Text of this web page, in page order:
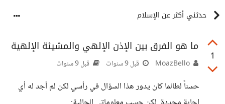
حدثني أكثر عن الإسلام
1
ما هو الفرق بين الإذن الإلهي والمشيئة الإلهية
قبل 9 سنوات قبل 9 سنوات
حسناً لطالما كان يدور هذا السؤال في رأسي لكن لم أجد له أي